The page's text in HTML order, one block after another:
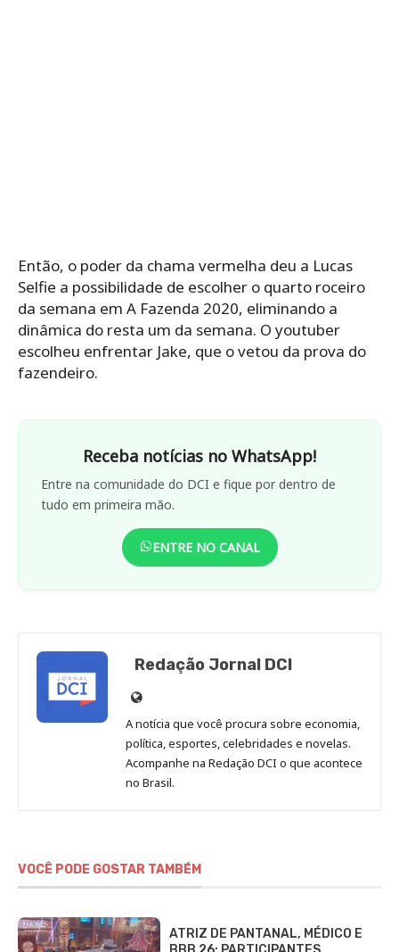
Então, o poder da chama vermelha deu a Lucas
Selfie a possibilidade de escolher o quarto roceiro
da semana em A Fazenda 2020, eliminando a
dinâmica do resta um da semana. O youtuber
escolheu enfrentar Jake, que o vetou da prova do
fazendeiro.
Receba notícias no WhatsApp!
Entre na comunidade do DCI e fique por dentro de
tudo em primeira mão.
ENTRE NO CANAL
Redação Jornal DCI
Site
de
Redação
Jornal
DCI
A notícia que você procura sobre economia,
política, esportes, celebridades e novelas.
Acompanhe na Redação DCI o que acontece
no Brasil.
VOCÊ PODE GOSTAR TAMBÉM
ATRIZ DE PANTANAL, MÉDICO E